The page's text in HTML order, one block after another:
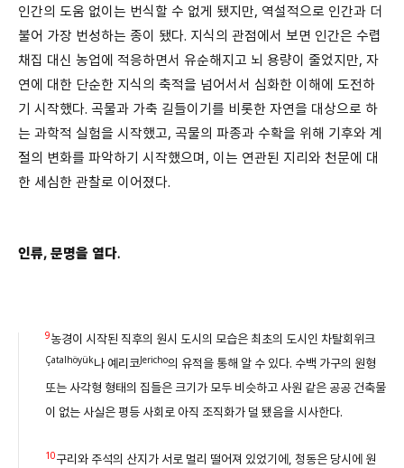
인간의 도움 없이는 번식할 수 없게 됐지만, 역설적으로 인간과 더
불어 가장 번성하는 종이 됐다. 지식의 관점에서 보면 인간은 수렵
채집 대신 농업에 적응하면서 유순해지고 뇌 용량이 줄었지만, 자
연에 대한 단순한 지식의 축적을 넘어서서 심화한 이해에 도전하
기 시작했다. 곡물과 가축 길들이기를 비롯한 자연을 대상으로 하
는 과학적 실험을 시작했고, 곡물의 파종과 수확을 위해 기후와 계
절의 변화를 파악하기 시작했으며, 이는 연관된 지리와 천문에 대
한 세심한 관찰로 이어졌다.
인류, 문명을 열다.
9농경이 시작된 직후의 원시 도시의 모습은 최초의 도시인 차탈회위크
Çatalhöyük나 예리코Jericho의 유적을 통해 알 수 있다. 수백 가구의 원형
또는 사각형 형태의 집들은 크기가 모두 비슷하고 사원 같은 공공 건축물
이 없는 사실은 평등 사회로 아직 조직화가 덜 됐음을 시사한다.
10구리와 주석의 산지가 서로 멀리 떨어져 있었기에, 청동은 당시에 원